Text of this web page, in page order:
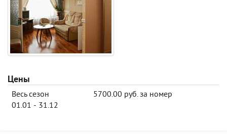
Цены
Весь сезон
01.01 - 31.12
5700.00 руб. за номер